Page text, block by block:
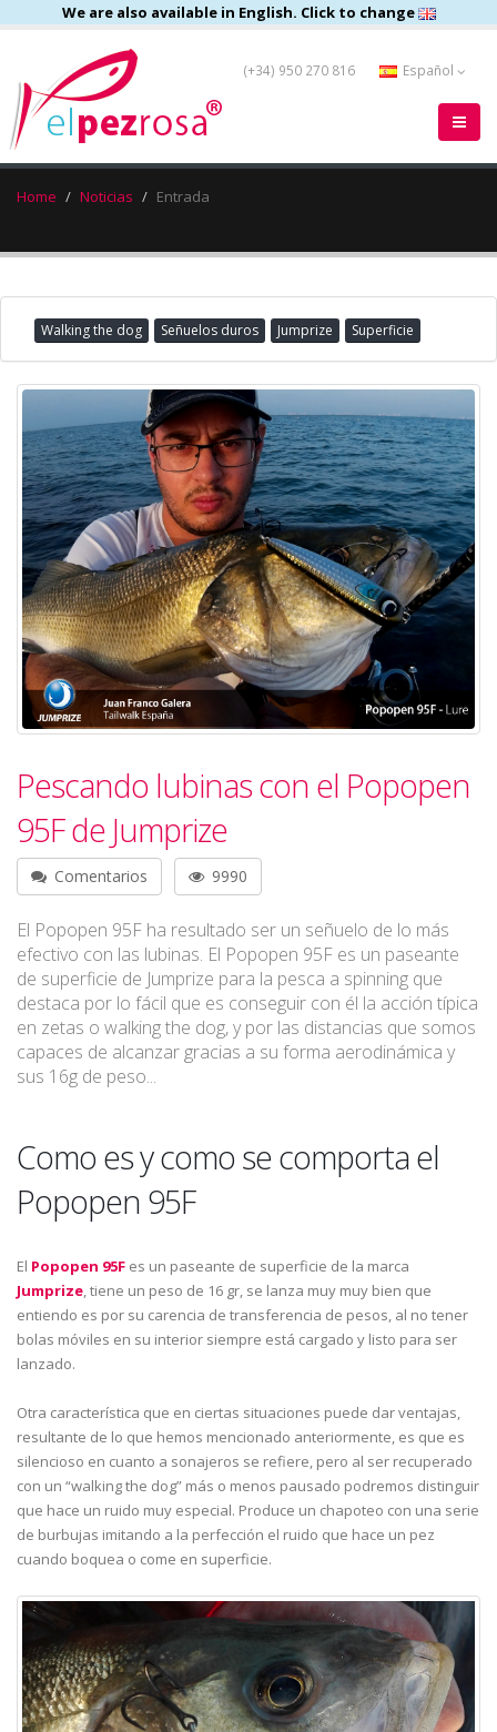
We are also available in English. Click to change
(+34) 950 270 816 Español
Home Noticias Entrada
Walking the dog Señuelos duros Jumprize Superficie
Pescando lubinas con el Popopen
95F de Jumprize
Comentarios 9990
El Popopen 95F ha resultado ser un señuelo de lo más
efectivo con las lubinas. El Popopen 95F es un paseante
de superficie de Jumprize para la pesca a spinning que
destaca por lo fácil que es conseguir con él la acción típica
en zetas o walking the dog, y por las distancias que somos
capaces de alcanzar gracias a su forma aerodinámica y
sus 16g de peso...
Como es y como se comporta el
Popopen 95F
El Popopen 95F es un paseante de superficie de la marca
Jumprize, tiene un peso de 16 gr, se lanza muy muy bien que
entiendo es por su carencia de transferencia de pesos, al no tener
bolas móviles en su interior siempre está cargado y listo para ser
lanzado.
Otra característica que en ciertas situaciones puede dar ventajas,
resultante de lo que hemos mencionado anteriormente, es que es
silencioso en cuanto a sonajeros se refiere, pero al ser recuperado
con un “walking the dog” más o menos pausado podremos distinguir
que hace un ruido muy especial. Produce un chapoteo con una serie
de burbujas imitando a la perfección el ruido que hace un pez
cuando boquea o come en superficie.